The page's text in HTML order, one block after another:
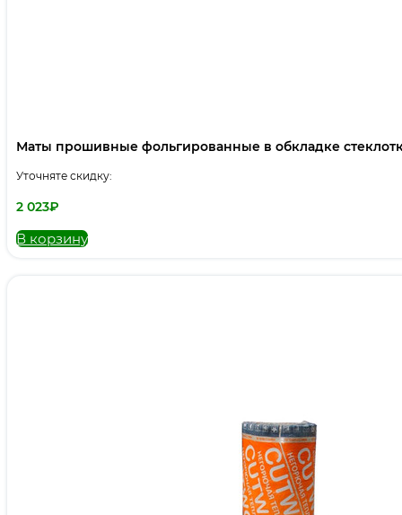
Маты прошивные фольгированные в обкладке
Уточняте скидку:
2 023₽
В корзину